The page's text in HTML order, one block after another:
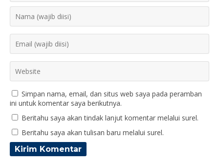
Simpan nama, email, dan situs web saya pada peramban
ini untuk komentar saya berikutnya.
Beritahu saya akan tindak lanjut komentar melalui surel.
Beritahu saya akan tulisan baru melalui surel.